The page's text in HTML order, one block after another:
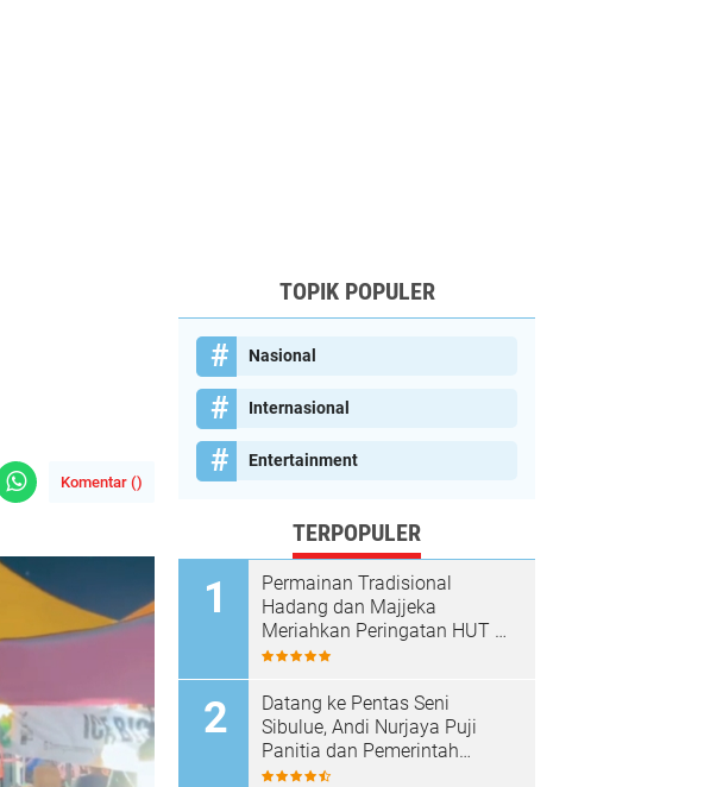
Komentar ()
TOPIK POPULER
Nasional
Internasional
Entertainment
TERPOPULER
Permainan Tradisional
Hadang dan Majjeka
Meriahkan Peringatan HUT RI
di Sibulue
Datang ke Pentas Seni
Sibulue, Andi Nurjaya Puji
Panitia dan Pemerintah
Kecamatan